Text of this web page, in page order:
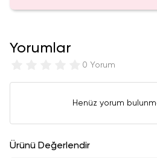
Yorumlar
0 Yorum
Henüz yorum
Ürünü Değerlendir